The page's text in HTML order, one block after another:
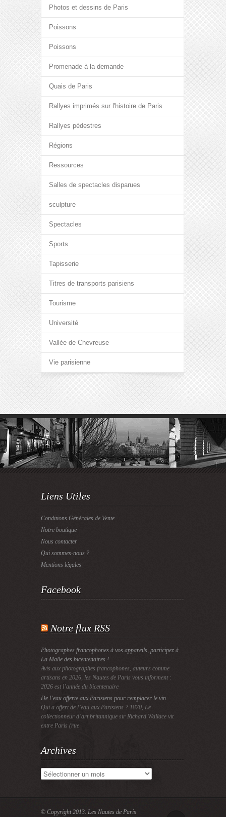
Photos et dessins de Paris
Poissons
Poissons
Promenade à la demande
Quais de Paris
Rallyes imprimés sur l'histoire de Paris
Rallyes pédestres
Régions
Ressources
Salles de spectacles disparues
sculpture
Spectacles
Sports
Tapisserie
Titres de transports parisiens
Tourisme
Université
Vallée de Chevreuse
Vie parisienne
Liens Utiles
Conditions Générales de Vente
Notre boutique
Nous contacter
Qui sommes-nous ?
Mentions légales
Facebook
Notre flux RSS
Photographes francophones à vos appareils, participez à
La Malle des bicentenaires !
Avis aux photographes francophones, auteurs comme
artisans en 2026, les Nautes de Paris vous informent :
2026 est l’année du bicentenaire
De l’eau offerte aux Parisiens pour remplacer le vin
Qui a offert de l’eau aux Parisiens ? 1870, Le
collectionneur d’art britannique sir Richard Wallace vit
entre Paris (rue
Archives
Archives
© Copyright 2013. Les Nautes de Paris